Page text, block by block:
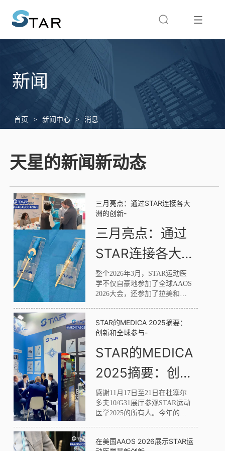
新闻
首页 > 新闻中心 > 消息
天星的新闻新动态
三月亮点：通过STAR连接各大
洲的创新-
三月亮点：通过
STAR连接各大
洲的创新
整个2026年3月，STAR运动医
学不仅自豪地参加了全球AAOS
2026大会，还参加了拉美和欧
科界的接触。
STAR的MEDICA 2025摘要：
创新和全球参与-
STAR的MEDICA
2025摘要：创新
和全球参与
感谢11月17日至21日在杜塞尔
多夫10/G31展厅参观STAR运动
医学2025的所有人。今年的展
展商，为医疗保健和运动医学
在美国AAOS 2026展示STAR运